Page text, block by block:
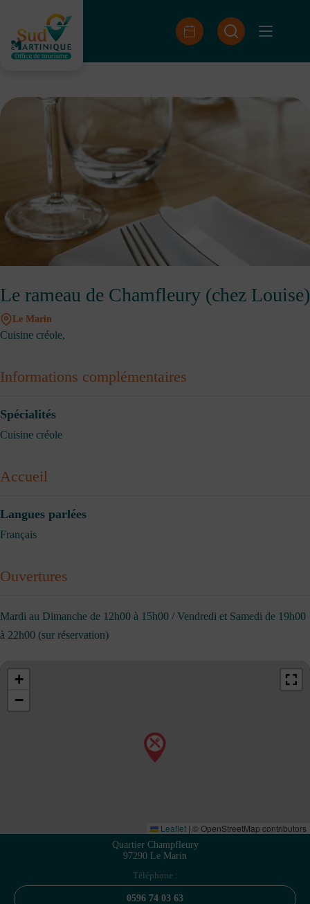
contenu
Le rameau de Chamfleury (chez Louise)
Le Marin
Cuisine créole,
Informations complémentaires
Spécialités
Cuisine créole
Accueil
Langues parlées
Français
Ouvertures
Mardi au Dimanche de 12h00 à 15h00 / Vendredi et Samedi de 19h00
à 22h00 (sur réservation)
+
−
Leaflet | © OpenStreetMap contributors
Quartier Champfleury
97290 Le Marin
Téléphone :
0596 74 03 63